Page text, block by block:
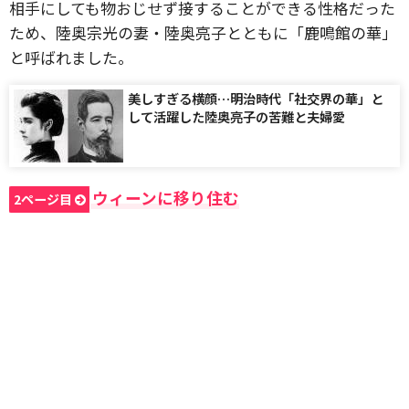
相手にしても物おじせず接することができる性格だった
ため、陸奥宗光の妻・陸奥亮子とともに「鹿鳴館の華」
と呼ばれました。
美しすぎる横顔…明治時代「社交界の華」と
して活躍した陸奥亮子の苦難と夫婦愛
2ページ目 ウィーンに移り住む